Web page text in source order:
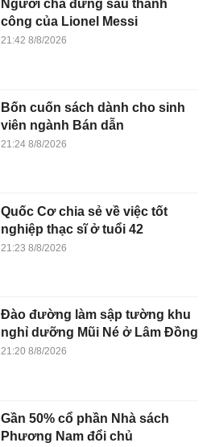
Người cha đứng sau thành
công của Lionel Messi
21:42 8/8/2026
Bốn cuốn sách dành cho sinh
viên ngành Bán dẫn
21:24 8/8/2026
Quốc Cơ chia sẻ về việc tốt
nghiệp thạc sĩ ở tuổi 42
21:23 8/8/2026
Đào đường làm sập tường khu
nghỉ dưỡng Mũi Né ở Lâm Đồng
21:20 8/8/2026
Gần 50% cổ phần Nhà sách
Phương Nam đổi chủ